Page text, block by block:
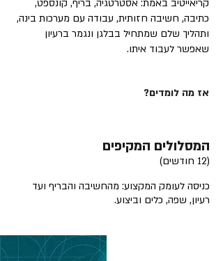
קריאייטיב באמת: אסטרטגיה, בריף, קונספט,
כתיבה, חשיבה חזותית, עבודה עם מערכות בינה,
ותהליך שלם שמתחיל בבלגן ונגמר ברעיון
שאפשר לעבוד איתו.
אז מה לומדים?
המסלולים המקיפים
(12 חודשים)
כניסה לעומק המקצוע: מהחשיבה והבריף ועד
רעיון, שפה, כלים וביצוע.